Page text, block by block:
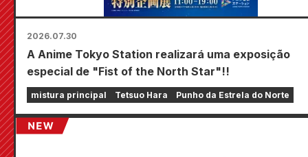
2026.07.30
A Anime Tokyo Station realizará uma exposição
especial de "Fist of the North Star"!!
mistura principal Tetsuo Hara Punho da Estrela do Norte